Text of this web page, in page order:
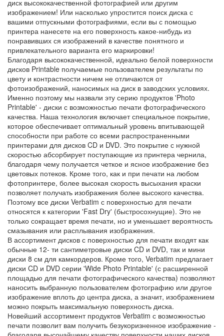
диск высококачественной фотографией или другим
изображением! Или насколько упростится поиск диска с
вашими отпускными фотографиями, если вы с помощью
принтера нанесете на его поверхность какое-нибудь из
понравивших ся изображений в качестве понятного и
привлекательного варианта его маркировки!
Благодаря высококачественной, идеально белой поверхности
дисков Printable получаемые пользователем результаты по
цвету и контрастности ничем не отличаются от
фотоизображений, наносимых на диск в заводских условиях.
Именно поэтому мы назвали эту серию продуктов 'Photo
Printable' - диски с возможностью печати фотографического
качества. Наша технология включает специальное покрытие,
которое обеспечивает оптимальный уровень впитывающей
способности при работе со всеми распространенными
принтерами для дисков CD и DVD. Это покрытие с нужной
скоростью абсорбирует поступающие из принтера чернила,
благодаря чему получается четкое и ясное изображение без
цветовых потеков. Кроме того, как и при печати на любом
фотопринтере, более высокая скорость высыхания краски
позволяет получать изображения более высокого качества.
Поэтому все диски Verbatim с поверхностью для печати
относятся к категории 'Fast Dry' (быстросохнущие). Это не
только сокращает время печати, но и уменьшает вероятность
смазывания или расплывания изображения.
В ассортимент дисков с поверхностью для печати входят как
обычные 12- ти сантиметровые диски CD и DVD, так и мини
диски 8 см для камкордеров. Кроме того, Verbatim предлагает
диски CD и DVD серии 'Wide Photo Printable' (с расширенной
площадью для печати фотографического качества) позволяют
наносить выбранную пользователем фотографию или другое
изображение вплоть до центра диска, а значит, изображением
можно покрыть максимальную поверхность диска.
Новейший ассортимент продуктов Verbatim с возможностью
печати позволит вам получить безукоризненное изображение -